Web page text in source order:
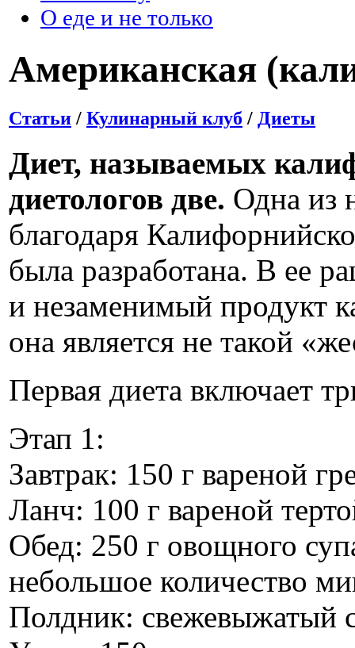
О еде и не только
Американская
Статьи / Кулинарный клуб / Диеты
Диет, называемых
диетологов две. Одна из
благодаря
была разработана. В ее
и незаменимый продукт
она является не такой
Первая диета включает
Этап 1:
Завтрак: 150 г вареной
Ланч: 100 г вареной
Обед: 250 г овощного
небольшое количество
Полдник: свежевыжатый